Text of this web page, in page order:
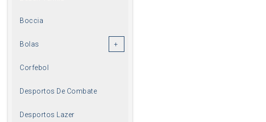
Boccia
Bolas
Corfebol
Desportos De Combate
Desportos Lazer